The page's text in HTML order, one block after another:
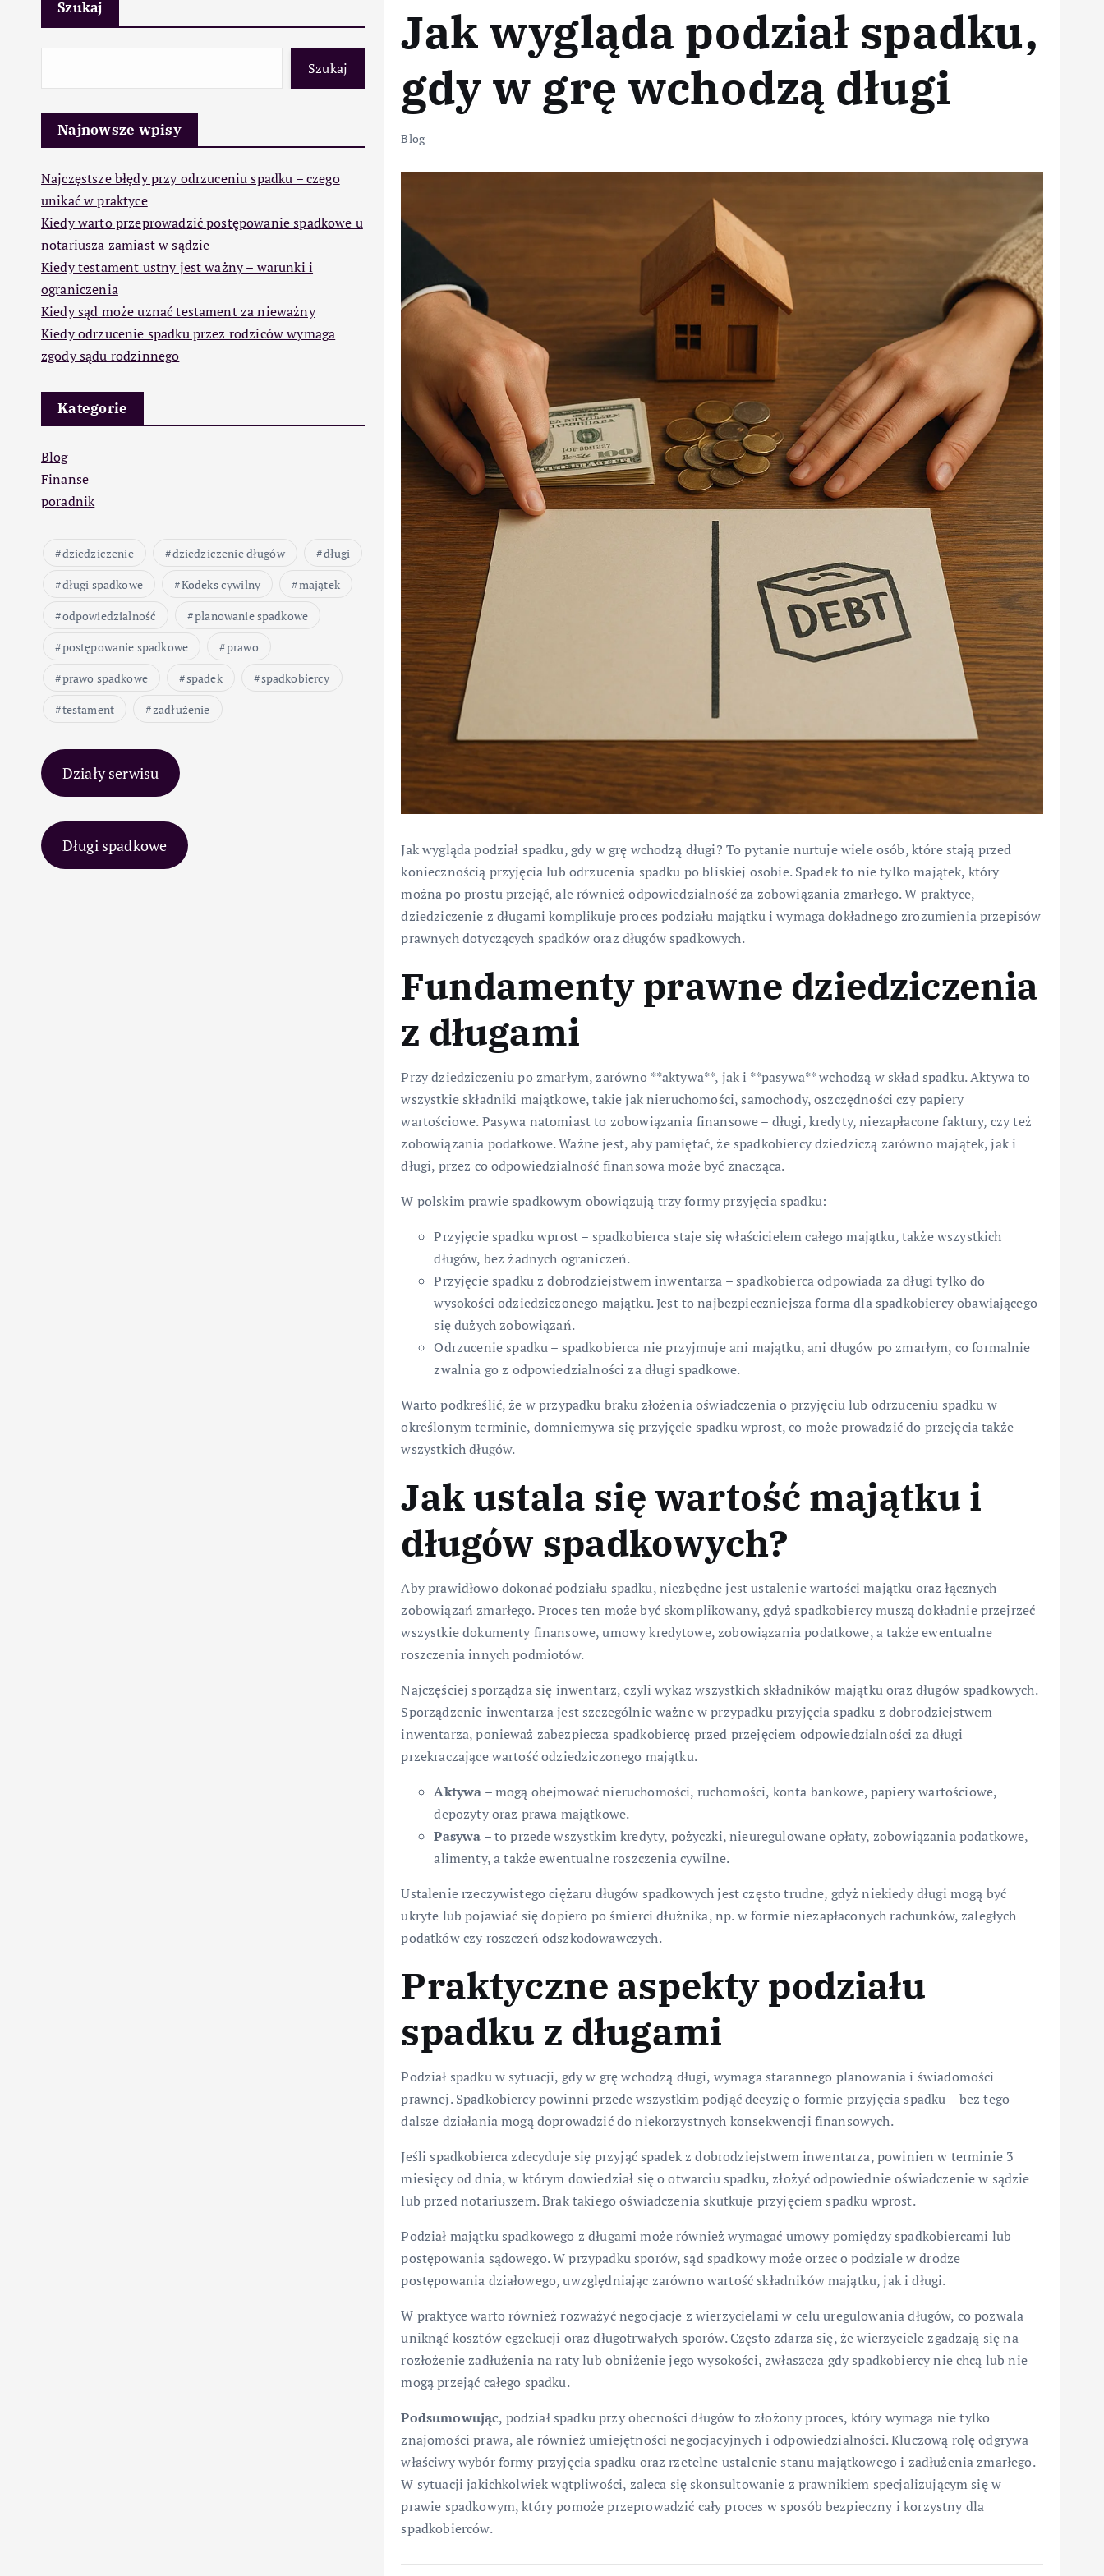
Szukaj
Szukaj
Najnowsze wpisy
Najczęstsze błędy przy odrzuceniu spadku – czego
unikać w praktyce
Kiedy warto przeprowadzić postępowanie spadkowe u
notariusza zamiast w sądzie
Kiedy testament ustny jest ważny – warunki i
ograniczenia
Kiedy sąd może uznać testament za nieważny
Kiedy odrzucenie spadku przez rodziców wymaga
zgody sądu rodzinnego
Kategorie
Blog
Finanse
poradnik
dziedziczenie dziedziczenie długów
długi
długi spadkowe
Kodeks cywilny
majątek
odpowiedzialność
planowanie spadkowe
postępowanie spadkowe
prawo
prawo spadkowe
spadek
spadkobiercy
testament
zadłużenie
Działy serwisu
Długi spadkowe
Jak wygląda podział spadku,
gdy w grę wchodzą długi
Blog
Jak wygląda podział spadku, gdy w grę wchodzą długi? To pytanie nurtuje wiele osób, które stają przed
koniecznością przyjęcia lub odrzucenia spadku po bliskiej osobie. Spadek to nie tylko majątek, który
można po prostu przejąć, ale również odpowiedzialność za zobowiązania zmarłego. W praktyce,
dziedziczenie z długami komplikuje proces podziału majątku i wymaga dokładnego zrozumienia przepisów
prawnych dotyczących spadków oraz długów spadkowych.
Fundamenty prawne dziedziczenia
z długami
Przy dziedziczeniu po zmarłym, zarówno **aktywa**, jak i **pasywa** wchodzą w skład spadku. Aktywa to
wszystkie składniki majątkowe, takie jak nieruchomości, samochody, oszczędności czy papiery
wartościowe. Pasywa natomiast to zobowiązania finansowe – długi, kredyty, niezapłacone faktury, czy też
zobowiązania podatkowe. Ważne jest, aby pamiętać, że spadkobiercy dziedziczą zarówno majątek, jak i
długi, przez co odpowiedzialność finansowa może być znacząca.
W polskim prawie spadkowym obowiązują trzy formy przyjęcia spadku:
Przyjęcie spadku wprost – spadkobierca staje się właścicielem całego majątku, także wszystkich
długów, bez żadnych ograniczeń.
Przyjęcie spadku z dobrodziejstwem inwentarza – spadkobierca odpowiada za długi tylko do
wysokości odziedziczonego majątku. Jest to najbezpieczniejsza forma dla spadkobiercy obawiającego
się dużych zobowiązań.
Odrzucenie spadku – spadkobierca nie przyjmuje ani majątku, ani długów po zmarłym, co formalnie
zwalnia go z odpowiedzialności za długi spadkowe.
Warto podkreślić, że w przypadku braku złożenia oświadczenia o przyjęciu lub odrzuceniu spadku w
określonym terminie, domniemywa się przyjęcie spadku wprost, co może prowadzić do przejęcia także
wszystkich długów.
Jak ustala się wartość majątku i
długów spadkowych?
Aby prawidłowo dokonać podziału spadku, niezbędne jest ustalenie wartości majątku oraz łącznych
zobowiązań zmarłego. Proces ten może być skomplikowany, gdyż spadkobiercy muszą dokładnie przejrzeć
wszystkie dokumenty finansowe, umowy kredytowe, zobowiązania podatkowe, a także ewentualne
roszczenia innych podmiotów.
Najczęściej sporządza się inwentarz, czyli wykaz wszystkich składników majątku oraz długów spadkowych.
Sporządzenie inwentarza jest szczególnie ważne w przypadku przyjęcia spadku z dobrodziejstwem
inwentarza, ponieważ zabezpiecza spadkobiercę przed przejęciem odpowiedzialności za długi
przekraczające wartość odziedziczonego majątku.
Aktywa – mogą obejmować nieruchomości, ruchomości, konta bankowe, papiery wartościowe,
depozyty oraz prawa majątkowe.
Pasywa – to przede wszystkim kredyty, pożyczki, nieuregulowane opłaty, zobowiązania podatkowe,
alimenty, a także ewentualne roszczenia cywilne.
Ustalenie rzeczywistego ciężaru długów spadkowych jest często trudne, gdyż niekiedy długi mogą być
ukryte lub pojawiać się dopiero po śmierci dłużnika, np. w formie niezapłaconych rachunków, zaległych
podatków czy roszczeń odszkodowawczych.
Praktyczne aspekty podziału
spadku z długami
Podział spadku w sytuacji, gdy w grę wchodzą długi, wymaga starannego planowania i świadomości
prawnej. Spadkobiercy powinni przede wszystkim podjąć decyzję o formie przyjęcia spadku – bez tego
dalsze działania mogą doprowadzić do niekorzystnych konsekwencji finansowych.
Jeśli spadkobierca zdecyduje się przyjąć spadek z dobrodziejstwem inwentarza, powinien w terminie 3
miesięcy od dnia, w którym dowiedział się o otwarciu spadku, złożyć odpowiednie oświadczenie w sądzie
lub przed notariuszem. Brak takiego oświadczenia skutkuje przyjęciem spadku wprost.
Podział majątku spadkowego z długami może również wymagać umowy pomiędzy spadkobiercami lub
postępowania sądowego. W przypadku sporów, sąd spadkowy może orzec o podziale w drodze
postępowania działowego, uwzględniając zarówno wartość składników majątku, jak i długi.
W praktyce warto również rozważyć negocjacje z wierzycielami w celu uregulowania długów, co pozwala
uniknąć kosztów egzekucji oraz długotrwałych sporów. Często zdarza się, że wierzyciele zgadzają się na
rozłożenie zadłużenia na raty lub obniżenie jego wysokości, zwłaszcza gdy spadkobiercy nie chcą lub nie
mogą przejąć całego spadku.
Podsumowując, podział spadku przy obecności długów to złożony proces, który wymaga nie tylko
znajomości prawa, ale również umiejętności negocjacyjnych i odpowiedzialności. Kluczową rolę odgrywa
właściwy wybór formy przyjęcia spadku oraz rzetelne ustalenie stanu majątkowego i zadłużenia zmarłego.
W sytuacji jakichkolwiek wątpliwości, zaleca się skonsultowanie z prawnikiem specjalizującym się w
prawie spadkowym, który pomoże przeprowadzić cały proces w sposób bezpieczny i korzystny dla
spadkobierców.